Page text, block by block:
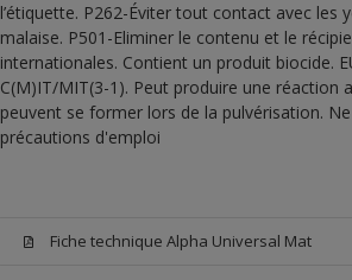
l’étiquette. P262-Éviter tout contact avec les
malaise. P501-Eliminer le contenu et le
internationales. Contient un produit biocide.
C(M)IT/MIT(3-1). Peut produire une réaction
peuvent se former lors de la pulvérisation.
précautions d'emploi
Fiche technique Alpha Universal Mat